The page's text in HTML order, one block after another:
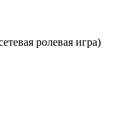
ролевая игра)